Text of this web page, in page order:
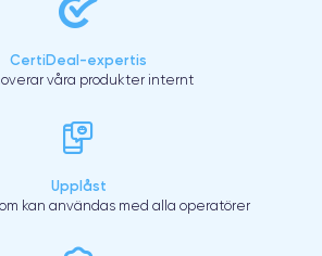
CertiDeal-expertis
våra produkter internt
Upplåst
kan användas med alla operatörer